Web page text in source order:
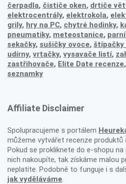
čerpadla, čističe oken, drtiče
elektrocentrály, elektrokola,
grily, hry na PC, chytré hodinky,
pneumatiky, meteostanice,
sekačky, sušičky ovoce, štípačky
udírny, vrtačky, vysavače listí,
zastřihovače, Elite Date recenze,
seznamky
Affiliate Disclaimer
Spolupracujeme s portálem
můžeme vytvářet recenze produktů
Pokud se prokliknete do e-shopu
nich nakoupíte, tak získáme malou
neplatíte. Podobně to funguje i s
jak vyděláváme.